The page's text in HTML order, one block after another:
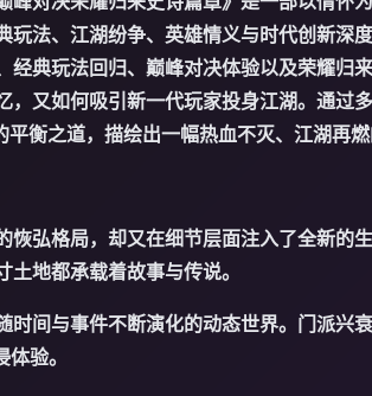
法、江湖纷争、英雄情义与时代创新深
经典玩法回归、巅峰对决体验以及荣耀归
又如何吸引新一代玩家投身江湖。通过
平衡之道，描绘出一幅热血不灭、江湖再
弘格局，却又在细节层面注入了全新的
地都承载着故事与传说。
间与事件不断演化的动态世界。门派兴
验。